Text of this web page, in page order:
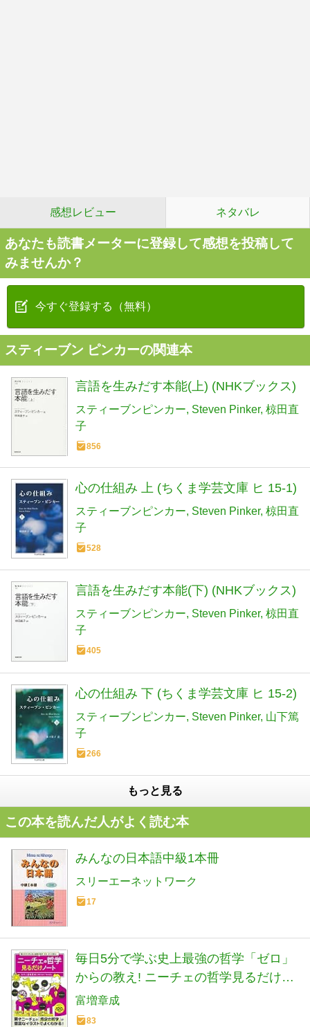
感想レビュー ネタバレ
あなたも読書メーターに登録して感想を投稿して
みませんか？
今すぐ登録する（無料）
スティーブン ピンカーの関連本
言語を生みだす本能(上) (NHKブックス)
スティーブンピンカー Steven Pinker 椋田直
子
856
心の仕組み 上 (ちくま学芸文庫 ヒ 15-1)
スティーブンピンカー Steven Pinker 椋田直
子
528
言語を生みだす本能(下) (NHKブックス)
スティーブンピンカー Steven Pinker 椋田直
子
405
心の仕組み 下 (ちくま学芸文庫 ヒ 15-2)
スティーブンピンカー Steven Pinker 山下篤
子
266
もっと見る
この本を読んだ人がよく読む本
みんなの日本語中級1本冊
スリーエーネットワーク
17
毎日5分で学ぶ史上最強の哲学「ゼロ」
からの教え! ニーチェの哲学見るだけノ
ート
富増章成
83